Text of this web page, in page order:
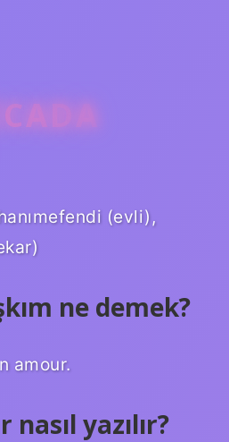
(evli),
ne demek?
amour.
nasıl yazılır?